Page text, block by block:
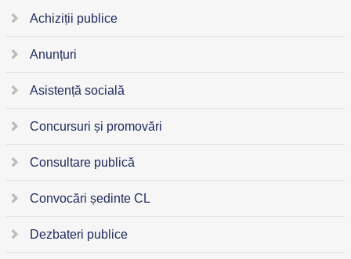
Achiziții publice
Anunțuri
Asistență socială
Concursuri și promovări
Consultare publică
Convocări ședinte CL
Dezbateri publice